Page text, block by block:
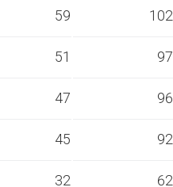
59 102
51 97
47 96
45 92
32 62